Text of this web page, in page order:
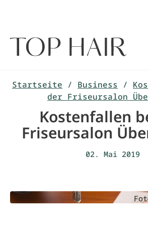
Startseite / Business /
der Friseursalon
Kostenfallen
Friseursalon
02. Mai 2019